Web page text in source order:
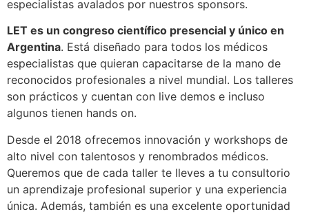
especialistas avalados por nuestros sponsors.
LET es un congreso científico presencial y único en
Argentina. Está diseñado para todos los médicos
especialistas que quieran capacitarse de la mano de
reconocidos profesionales a nivel mundial. Los talleres
son prácticos y cuentan con live demos e incluso
algunos tienen hands on.
Desde el 2018 ofrecemos innovación y workshops de
alto nivel con talentosos y renombrados médicos.
Queremos que de cada taller te lleves a tu consultorio
un aprendizaje profesional superior y una experiencia
única. Además, también es una excelente oportunidad